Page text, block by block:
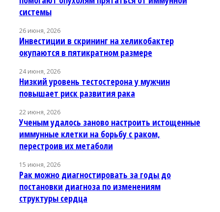
системы
26 июня, 2026
Инвестиции в скрининг на хеликобактер
окупаются в пятикратном размере
24 июня, 2026
Низкий уровень тестостерона у мужчин
повышает риск развития рака
22 июня, 2026
Ученым удалось заново настроить истощенные
иммунные клетки на борьбу с раком,
перестроив их метаболи
15 июня, 2026
Рак можно диагностировать за годы до
постановки диагноза по изменениям
структуры сердца